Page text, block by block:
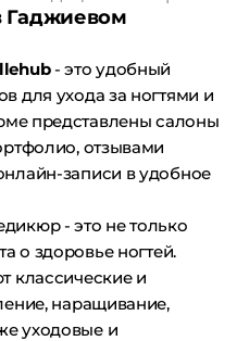
Гаджиевом
- это удобный
для ухода за ногтями и
представлены салоны
отзывами
записи в удобное
- это не только
о здоровье ногтей.
классические и
наращивание,
уходовые и